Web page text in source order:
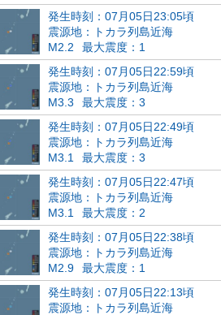
発生時刻：07月05日23:05頃
震源地：トカラ列島近海
M2.2
最大震度：1
発生時刻：07月05日22:59頃
震源地：トカラ列島近海
M3.3
最大震度：3
発生時刻：07月05日22:49頃
震源地：トカラ列島近海
M3.1
最大震度：3
発生時刻：07月05日22:47頃
震源地：トカラ列島近海
M3.1
最大震度：2
発生時刻：07月05日22:38頃
震源地：トカラ列島近海
M2.9
最大震度：1
発生時刻：07月05日22:13頃
震源地：トカラ列島近海